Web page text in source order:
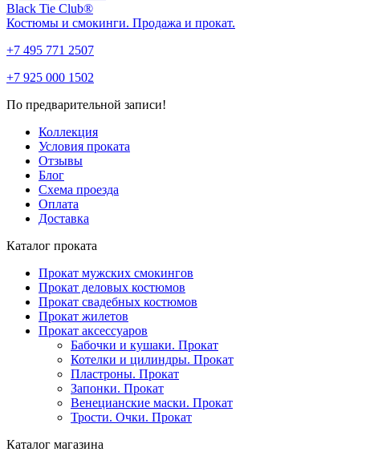
Black Tie Club®
Костюмы и смокинги. Продажа и прокат.
+7 495 771 2507
+7 925 000 1502
По предварительной записи!
Коллекция
Условия проката
Отзывы
Блог
Схема проезда
Оплата
Доставка
Каталог проката
Прокат мужских смокингов
Прокат деловых костюмов
Прокат свадебных костюмов
Прокат жилетов
Прокат аксессуаров
Бабочки и кушаки. Прокат
Котелки и цилиндры. Прокат
Пластроны. Прокат
Запонки. Прокат
Венецианские маски. Прокат
Трости. Очки. Прокат
Каталог магазина